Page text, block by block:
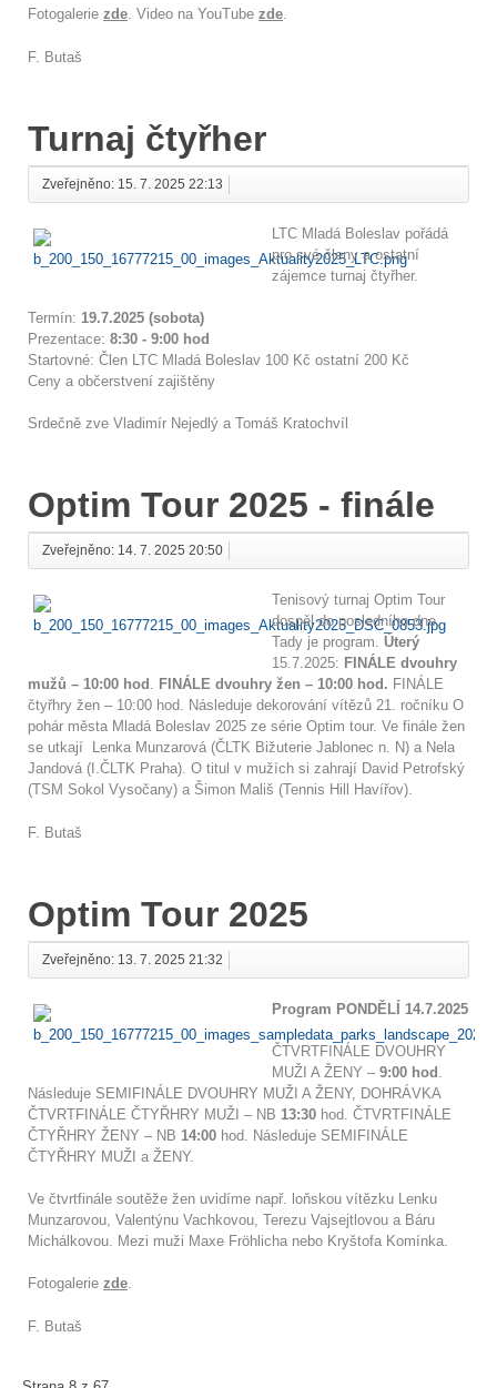
Fotogalerie zde. Video na YouTube zde.
F. Butaš
Turnaj čtyřher
Zveřejněno: 15. 7. 2025 22:13
LTC Mladá Boleslav pořádá
pro své členy a ostatní
zájemce turnaj čtyřher.
Termín: 19.7.2025 (sobota)
Prezentace: 8:30 - 9:00 hod
Startovné: Člen LTC Mladá Boleslav 100 Kč ostatní 200 Kč
Ceny a občerstvení zajištěny
Srdečně zve Vladimír Nejedlý a Tomáš Kratochvíl
Optim Tour 2025 - finále
Zveřejněno: 14. 7. 2025 20:50
Tenisový turnaj Optim Tour
dospěl do posledního dne.
Tady je program. Úterý
15.7.2025: FINÁLE dvouhry
mužů – 10:00 hod . FINÁLE dvouhry žen – 10:00 hod. FINÁLE
čtyřhry žen – 10:00 hod. Následuje dekorování vítězů 21. ročníku O
pohár města Mladá Boleslav 2025 ze série Optim tour. Ve finále žen
se utkají Lenka Munzarová (ČLTK Bižuterie Jablonec n. N) a Nela
Jandová (I.ČLTK Praha). O titul v mužích si zahrají David Petrofský
(TSM Sokol Vysočany) a Šimon Mališ (Tennis Hill Havířov).
F. Butaš
Optim Tour 2025
Zveřejněno: 13. 7. 2025 21:32
Program PONDĚLÍ 14.7.2025
ČTVRTFINÁLE DVOUHRY
MUŽI A ŽENY – 9:00 hod
Následuje SEMIFINÁLE DVOUHRY MUŽI A ŽENY, DOHRÁVKA
ČTVRTFINÁLE ČTYŘHRY MUŽI – NB 13:30 hod. ČTVRTFINÁLE
ČTYŘHRY ŽENY – NB 14:00 hod. Následuje SEMIFINÁLE
ČTYŘHRY MUŽI a ŽENY.
Ve čtvrtfinále soutěže žen uvidíme např. loňskou vítězku Lenku
Munzarovou, Valentýnu Vachkovou, Terezu Vajsejtlovou a Báru
Michálkovou. Mezi muži Maxe Fröhlicha nebo Kryštofa Komínka.
Fotogalerie zde.
F. Butaš